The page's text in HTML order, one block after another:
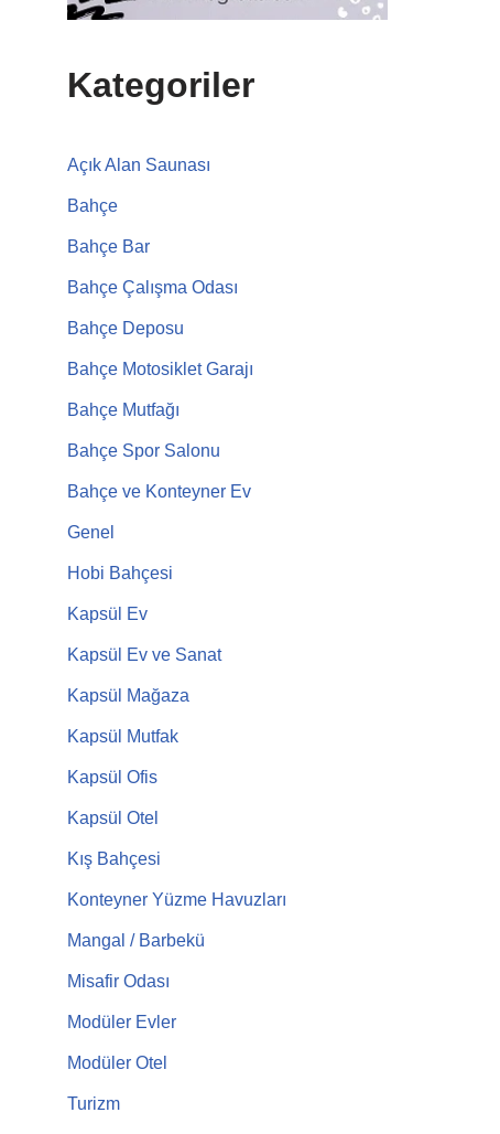
Kategoriler
Açık Alan Saunası
Bahçe
Bahçe Bar
Bahçe Çalışma Odası
Bahçe Deposu
Bahçe Motosiklet Garajı
Bahçe Mutfağı
Bahçe Spor Salonu
Bahçe ve Konteyner Ev
Genel
Hobi Bahçesi
Kapsül Ev
Kapsül Ev ve Sanat
Kapsül Mağaza
Kapsül Mutfak
Kapsül Ofis
Kapsül Otel
Kış Bahçesi
Konteyner Yüzme Havuzları
Mangal / Barbekü
Misafir Odası
Modüler Evler
Modüler Otel
Turizm